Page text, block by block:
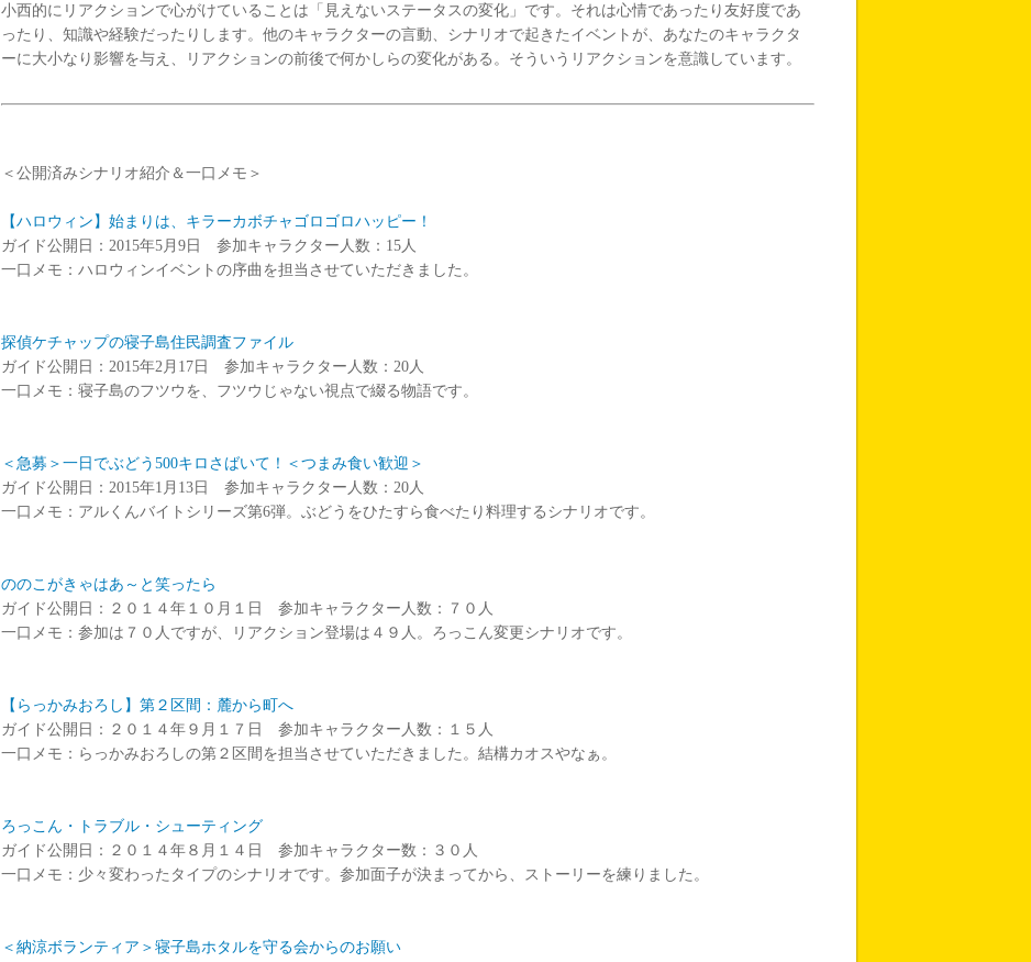
小西的にリアクションで心がけていることは「見えないステータスの変化」です。それは心情であったり友好度であ
ったり、知識や経験だったりします。他のキャラクターの言動、シナリオで起きたイベントが、あなたのキャラクタ
ーに大小なり影響を与え、リアクションの前後で何かしらの変化がある。そういうリアクションを意識しています。
＜公開済みシナリオ紹介＆一口メモ＞
【ハロウィン】始まりは、キラーカボチャゴロゴロハッピー！
ガイド公開日：2015年5月9日 参加キャラクター人数：15人
一口メモ：ハロウィンイベントの序曲を担当させていただきました。
探偵ケチャップの寝子島住民調査ファイル
ガイド公開日：2015年2月17日 参加キャラクター人数：20人
一口メモ：寝子島のフツウを、フツウじゃない視点で綴る物語です。
＜急募＞一日でぶどう500キロさばいて！＜つまみ食い歓迎＞
ガイド公開日：2015年1月13日 参加キャラクター人数：20人
一口メモ：アルくんバイトシリーズ第6弾。ぶどうをひたすら食べたり料理するシナリオです。
ののこがきゃはあ～と笑ったら
ガイド公開日：２０１４年１０月１日 参加キャラクター人数：７０人
一口メモ：参加は７０人ですが、リアクション登場は４９人。ろっこん変更シナリオです。
【らっかみおろし】第２区間：麓から町へ
ガイド公開日：２０１４年９月１７日 参加キャラクター人数：１５人
一口メモ：らっかみおろしの第２区間を担当させていただきました。結構カオスやなぁ。
ろっこん・トラブル・シューティング
ガイド公開日：２０１４年８月１４日 参加キャラクター数：３０人
一口メモ：少々変わったタイプのシナリオです。参加面子が決まってから、ストーリーを練りました。
＜納涼ボランティア＞寝子島ホタルを守る会からのお願い